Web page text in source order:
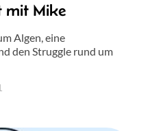
mit Mike
Algen, eine
den Struggle rund um